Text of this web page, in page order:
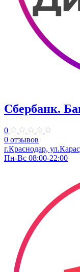
Сбербанк.
0
0 отзывов
г.Краснодар,
Пн-Вс 08:00-22:00